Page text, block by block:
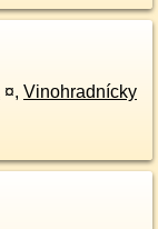
¤, Vinohradnícky